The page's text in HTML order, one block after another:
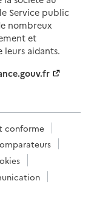
Service public
nombreux
et
leurs aidants.
conforme